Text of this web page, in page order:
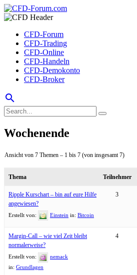
CFD-Forum
CFD-Trading
CFD-Online
CFD-Handeln
CFD-Demokonto
CFD-Broker
search
Wochenende
Ansicht von 7 Themen – 1 bis 7 (von insgesamt 7)
Thema Teilnehmer
Ripple Kurschart – bin auf eure Hilfe
angewiesen?
Erstellt von: Einstein in: Bitcoin
3
Margin-Call – wie viel Zeit bleibt
normalerweise?
Erstellt von:
nemack
in: Grundlagen
4